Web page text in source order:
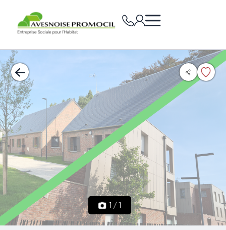
1 /1